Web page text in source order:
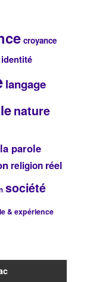
croyance
identité
langage
nature
parole
religion réel
société
& expérience